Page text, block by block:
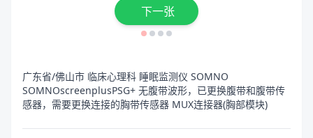
下一张
广东省/佛山市 临床心理科 睡眠监测仪 SOMNO
SOMNOscreenplusPSG+ 无腹带波形，已更换腹带和腹带传
感器，需要更换连接的胸带传感器 MUX连接器(胸部模块)